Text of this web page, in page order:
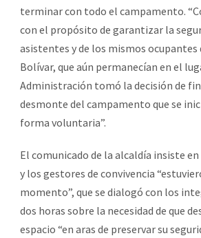
terminar con todo el campamento.
con el propósito de garantizar la
asistentes y de los mismos ocupantes
Bolívar, que aún permanecían en el
Administración tomó la decisión de
desmonte del campamento que se
forma voluntaria”.
El comunicado de la alcaldía insiste
y los gestores de convivencia
momento”, que se dialogó con los
dos horas sobre la necesidad de que
espacio “en aras de preservar su